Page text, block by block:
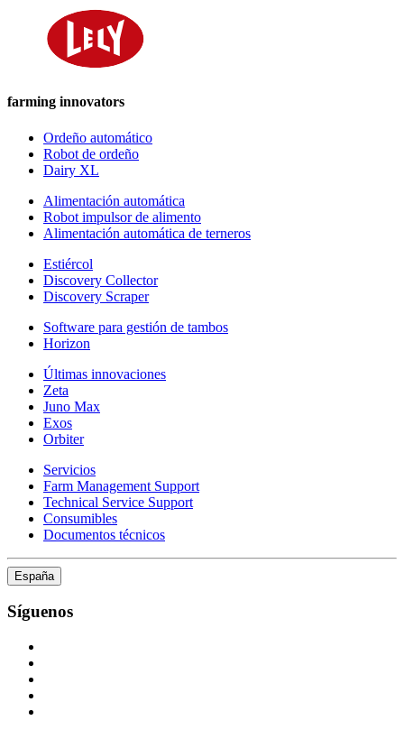
farming innovators
Ordeño automático
Robot de ordeño
Dairy XL
Alimentación automática
Robot impulsor de alimento
Alimentación automática de terneros
Estiércol
Discovery Collector
Discovery Scraper
Software para gestión de tambos
Horizon
Últimas innovaciones
Zeta
Juno Max
Exos
Orbiter
Servicios
Farm Management Support
Technical Service Support
Consumibles
Documentos técnicos
España
Síguenos